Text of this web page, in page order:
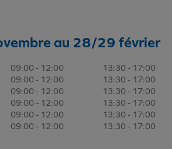
au 28/29 février
09:00 - 12:00
13:30 - 17:00
09:00 - 12:00
13:30 - 17:00
09:00 - 12:00
13:30 - 17:00
09:00 - 12:00
13:30 - 17:00
09:00 - 12:00
13:30 - 17:00
09:00 - 12:00 13:30 - 17:00